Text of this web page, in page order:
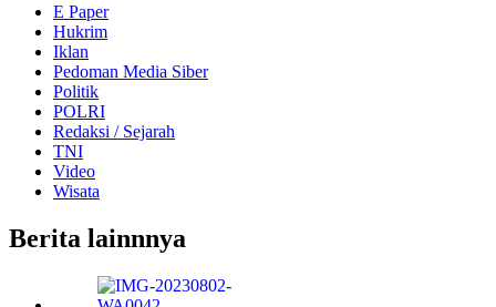
E Paper
Hukrim
Iklan
Pedoman Media Siber
Politik
POLRI
Redaksi / Sejarah
TNI
Video
Wisata
Berita lainnnya